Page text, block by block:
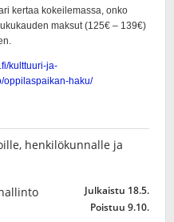
henkilökunnalle ja
Julkaistu 18.5.
Poistuu 9.10.